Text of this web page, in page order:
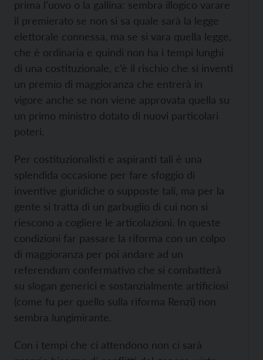
prima l’uovo o la gallina: sembra illogico varare
il premierato se non si sa quale sarà la legge
elettorale connessa, ma se si vara quella legge,
che è ordinaria e quindi non ha i tempi lunghi
di una costituzionale, c’è il rischio che si inventi
un premio di maggioranza che entrerà in
vigore anche se non viene approvata quella su
un primo ministro dotato di nuovi particolari
poteri.
Per costituzionalisti e aspiranti tali è una
splendida occasione per fare sfoggio di
inventive giuridiche o supposte tali, ma per la
gente si tratta di un garbuglio di cui non si
riescono a cogliere le articolazioni. In queste
condizioni far passare la riforma con un colpo
di maggioranza per poi andare ad un
referendum confermativo che si combatterà
su slogan generici e sostanzialmente artificiosi
(come fu per quello sulla riforma Renzi) non
sembra lungimirante.
Con i tempi che ci attendono non ci sarà